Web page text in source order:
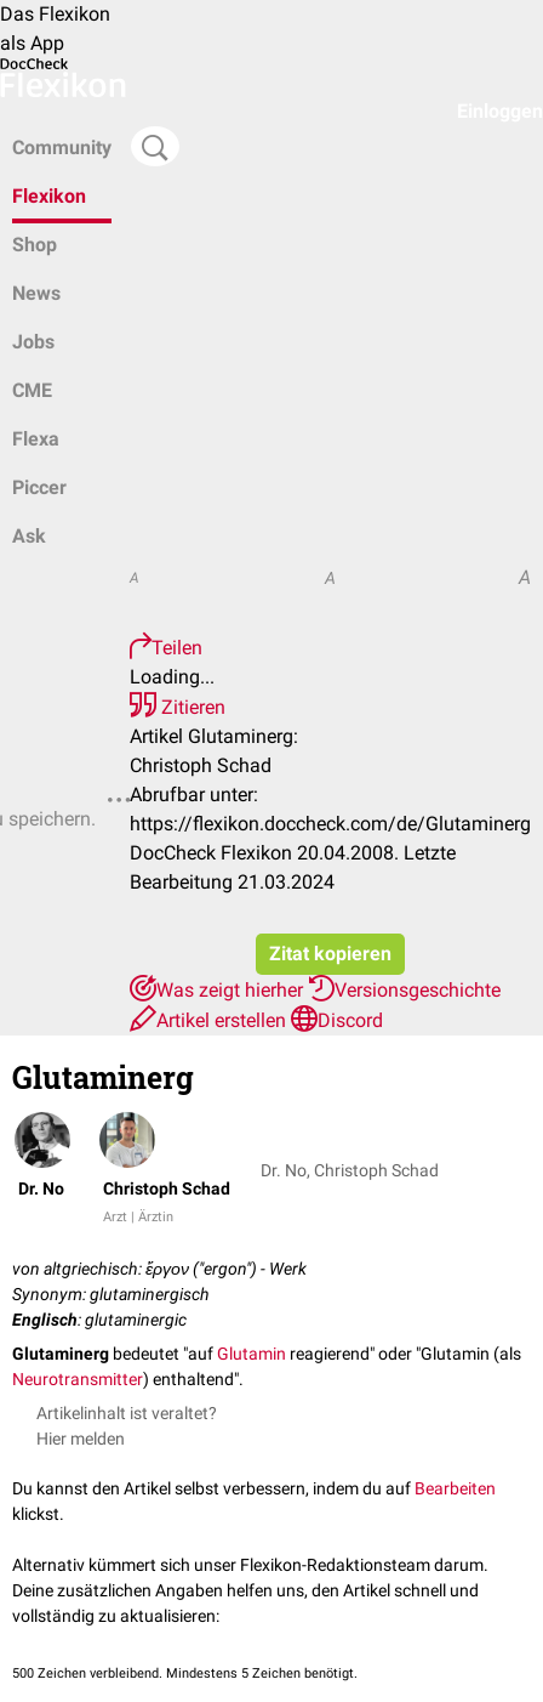
Das Flexikon
als App
Community
Flexikon
Shop
News
Jobs
CME
Flexa
Piccer
Ask
speichern.
A A A
Teilen
Loading...
Zitieren
Artikel Glutaminerg:
Christoph Schad
Abrufbar unter:
https://flexikon.doccheck.com/de/Glutaminerg
DocCheck Flexikon 20.04.2008. Letzte
Bearbeitung 21.03.2024
Zitat kopieren
Was zeigt hierher
Versionsgeschichte
Artikel erstellen
Discord
Glutaminerg
Dr. No Christoph Schad
Arzt | Ärztin
Dr. No, Christoph Schad
von altgriechisch: ἔργον ("ergon") - Werk
Synonym: glutaminergisch
Englisch: glutaminergic
Glutaminerg bedeutet "aufGlutamin reagierend" oder "Glutamin (als
Neurotransmitter) enthaltend".
Artikelinhalt ist veraltet?
Hier melden
Du kannst den Artikel selbst verbessern, indem du auf Bearbeiten
klickst.
Alternativ kümmert sich unser Flexikon-Redaktionsteam darum.
Deine zusätzlichen Angaben helfen uns, den Artikel schnell und
vollständig zu aktualisieren:
500 Zeichen verbleibend. Mindestens 5 Zeichen benötigt.